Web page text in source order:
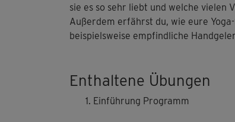
sie es so sehr liebt und welche vielen
Außerdem erfährst du, wie eure
beispielsweise empfindliche
Enthaltene Übungen
Einführung Programm